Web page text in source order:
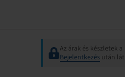
Az árak és készletek a
Bejelentkezés után